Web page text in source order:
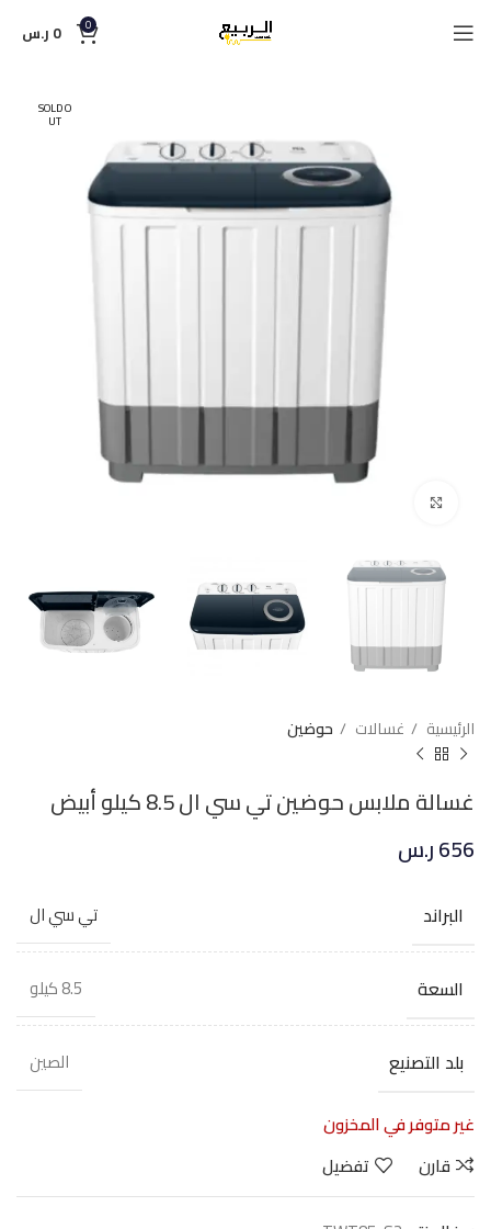
0
0 ر.س
SOLD O
UT
الرئيسية غسالات حوضين
غسالة ملابس حوضين تي سي ال 8.5 كيلو أبيض
656ر.س
البراند تي سي ال
السعة 8.5 كيلو
بلد التصنيع
الصين
غير متوفر في المخزون
قارن
تفضيل